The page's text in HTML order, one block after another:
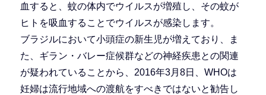
血すると、蚊の体内でウイルスが増殖し、その蚊が
ヒトを吸血することでウイルスが感染します。
ブラジルにおいて小頭症の新生児が増えており、ま
た、ギラン・バレー症候群などの神経疾患との関連
が疑われていることから、2016年3月8日、WHOは
妊婦は流行地域への渡航をすべきではないと勧告し